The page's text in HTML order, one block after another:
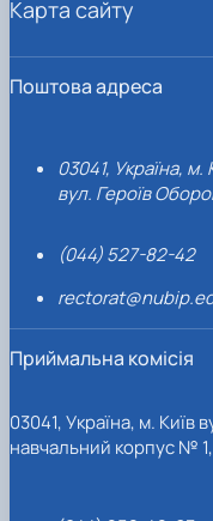
Поштова адреса
03041, Україна, м.
вул. Героїв
(044) 527-82-42
Приймальна комісія
03041, Україна, м. Київ
навчальний корпус №
Карта сайту